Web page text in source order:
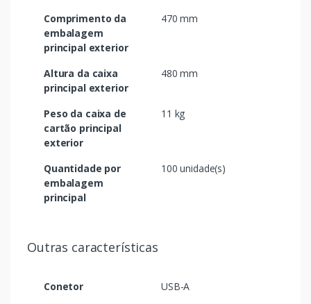
Comprimento da
embalagem
principal exterior
470 mm
Altura da caixa
principal exterior
480 mm
Peso da caixa de
cartão principal
exterior
11 kg
Quantidade por
embalagem
principal
100 unidade(s)
Outras características
Conetor
USB-A